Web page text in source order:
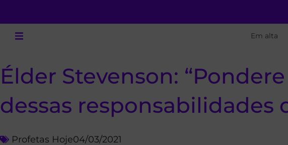
Em alta
Élder Stevenson:
dessas responsabilidades
Profetas Hoje04/03/2021